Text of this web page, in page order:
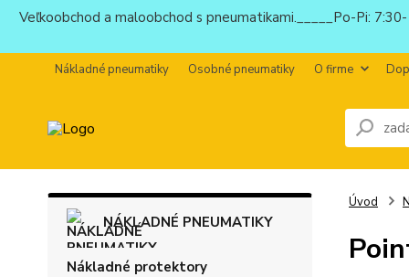
Veľkoobchod a maloobchod s pneumatikami._____Po-Pi:
Nákladné pneumatiky Osobné pneumatiky O firme
NÁKLADNÉ PNEUMATIKY
Nákladné protektory
Úvod